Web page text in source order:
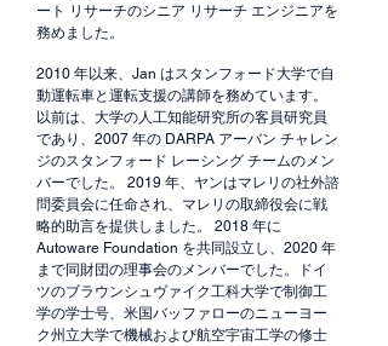
ート リサーチのシニア リサーチ エンジニアを
務めました。
2010 年以来、Jan はスタンフォード大学で自
動運転車と運転支援の講師を務めています。
以前は、大学の人工知能研究所の客員研究員
であり、2007 年の DARPA アーバン チャレン
ジのスタンフォード レーシング チームのメン
バーでした。 2019 年、ヤンはマレリの社外諮
問委員会に任命され、マレリの取締役会に戦
略的助言を提供しました。 2018 年に
Autoware Foundation を共同設立し、2020 年
まで同財団の理事会のメンバーでした。ドイ
ツのブラウンシュヴァイク工科大学で制御工
学の学士号、米国バッファローのニューヨー
ク州立大学で機械および航空宇宙工学の修士